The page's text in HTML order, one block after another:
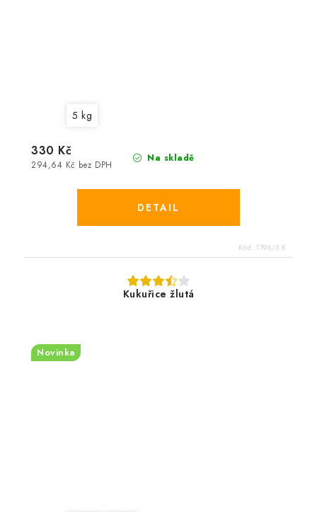
5 kg
Na skladě
294,64 Kč bez DPH
330 Kč
Kód: 1796/5 K
Kukuřice žlutá
Novinka